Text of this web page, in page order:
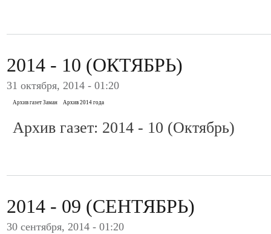
2014 - 10 (ОКТЯБРЬ)
31 октября, 2014 - 01:20
Архив газет Заман Архив 2014 года
Архив газет: 2014 - 10 (Октябрь)
2014 - 09 (СЕНТЯБРЬ)
30 сентября, 2014 - 01:20